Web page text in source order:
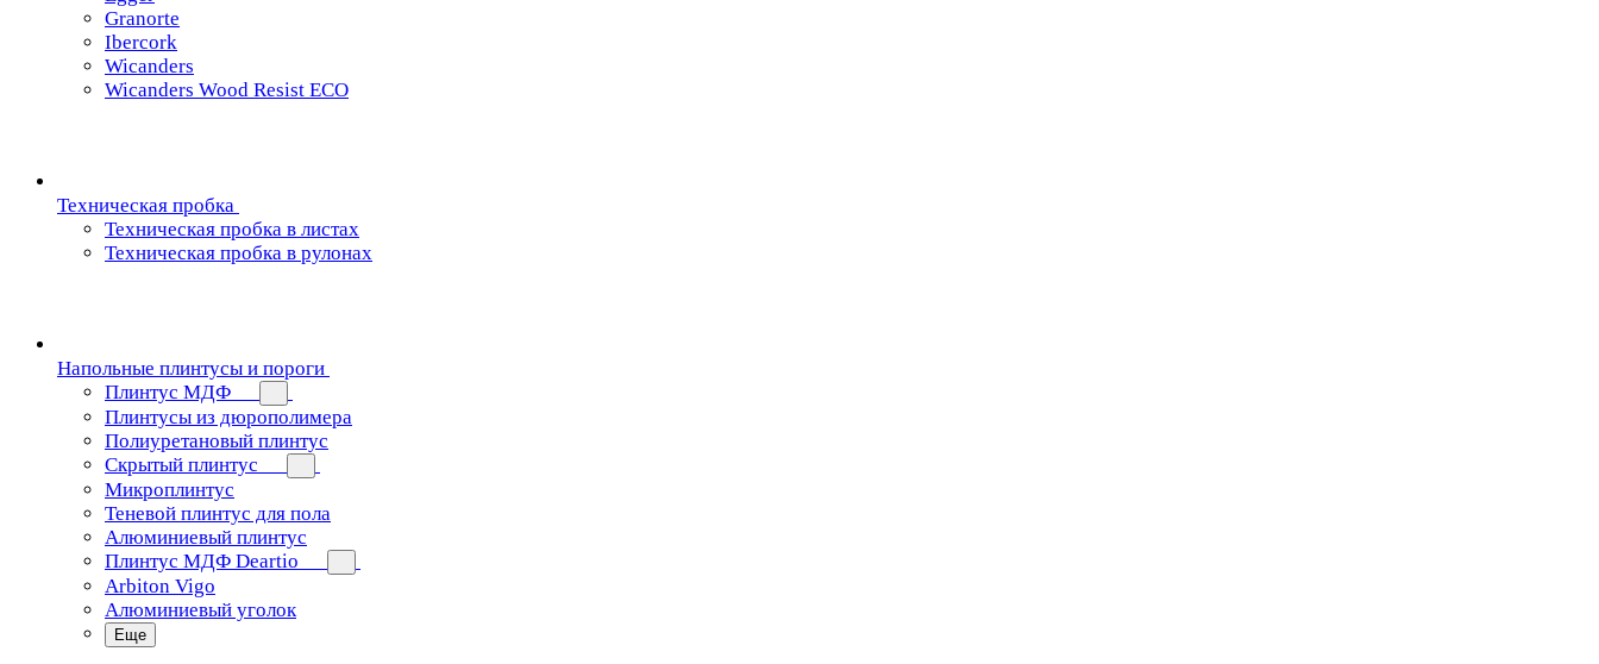
Granorte
Ibercork
Wicanders
Wicanders Wood Resist ECO
Техническая пробка
Техническая пробка в листах
Техническая пробка в рулонах
Напольные плинтусы и пороги
Плинтус МДФ
Плинтусы из дюрополимера
Полиуретановый плинтус
Скрытый плинтус
Микроплинтус
Теневой плинтус для пола
Алюминиевый плинтус
Плинтус МДФ Deartio
Arbiton Vigo
Алюминиевый уголок
Еще